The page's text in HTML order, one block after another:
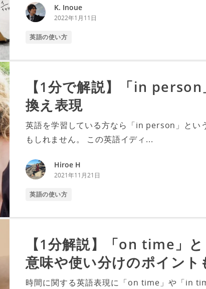
K. Inoue
2022年1月11日
英語の使い方
【1分で解説】「in
換え表現
英語を学習している方なら「in person」とい
もしれません。 この英語イディ...
Hiroe H
2021年11月21日
英語の使い方
【1分解説】「on time」
意味や使い分けのポイント
時間に関する英語表現に「on time」や「in